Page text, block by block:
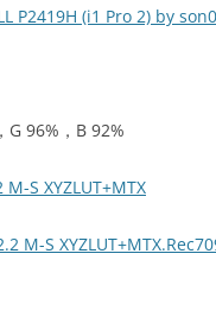
P2419H (i1 Pro 2) by
G 96%，B 92%
S XYZLUT+MTX
M-S